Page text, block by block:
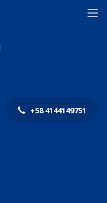
+58 4144149751